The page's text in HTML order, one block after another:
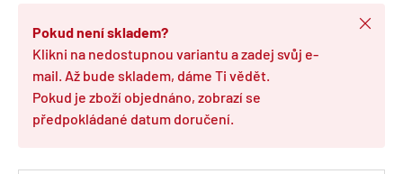
Pokud není skladem?
Klikni na nedostupnou variantu a zadej svůj e-
mail. Až bude skladem, dáme Ti vědět.
Pokud je zboží objednáno, zobrazí se
předpokládané datum doručení.
Zavřít